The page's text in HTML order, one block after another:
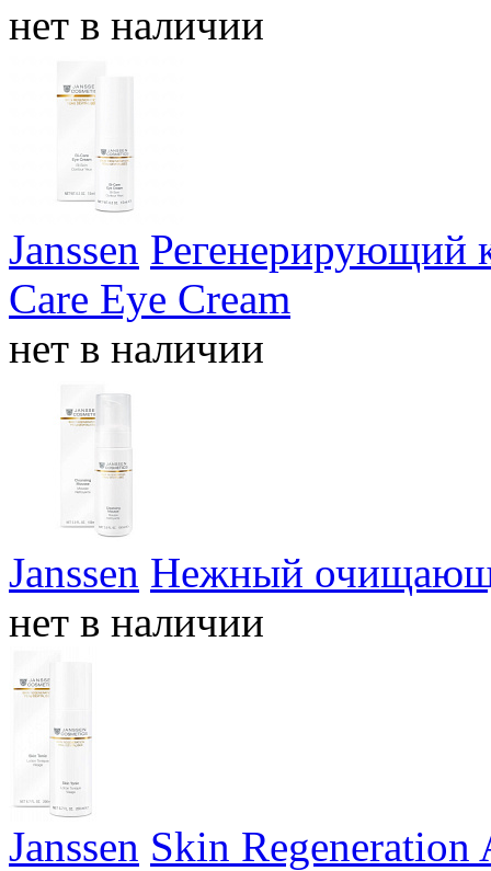
нет в наличии
Janssen Регенерирующий
Care Eye Cream
нет в наличии
Janssen Нежный
нет в наличии
Janssen Skin